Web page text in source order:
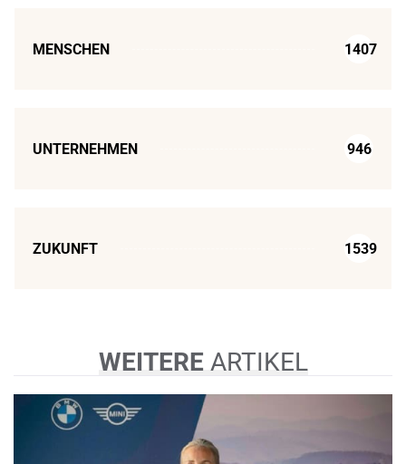
MENSCHEN 1407
UNTERNEHMEN 946
ZUKUNFT 1539
WEITEREARTIKEL